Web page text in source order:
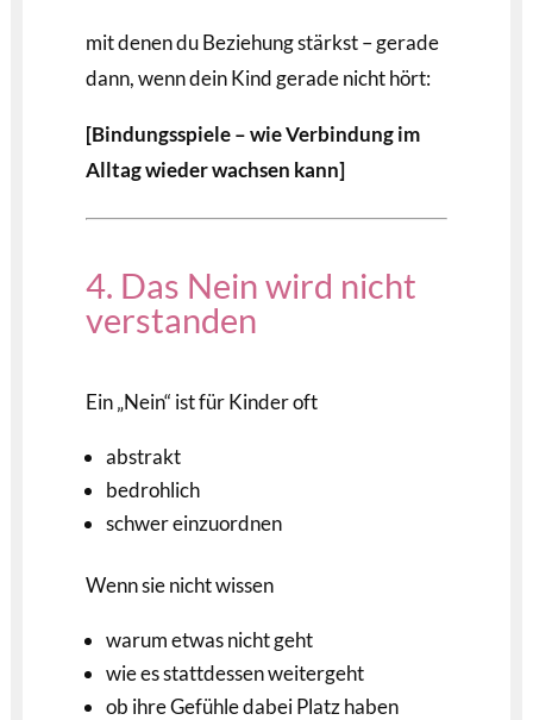
mit denen du Beziehung stärkst – gerade
dann, wenn dein Kind gerade nicht hört:
[Bindungsspiele – wie Verbindung im
Alltag wieder wachsen kann]
4. Das Nein wird nicht
verstanden
Ein „Nein“ ist für Kinder oft
abstrakt
bedrohlich
schwer einzuordnen
Wenn sie nicht wissen
warum etwas nicht geht
wie es stattdessen weitergeht
ob ihre Gefühle dabei Platz haben